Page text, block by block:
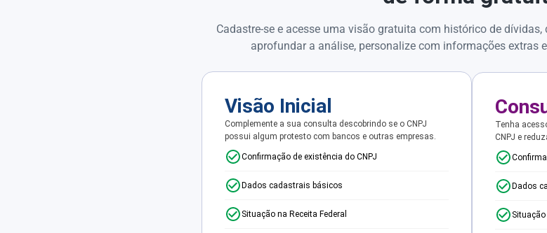
Cadastre-se e acesse uma visão gratuita com histórico de
aprofundar a análise, personalize com informações extras
Visão Inicial
Complemente a sua consulta descobrindo se o CNPJ
possui algum protesto com bancos e outras empresas.
Confirmação de existência do CNPJ
Dados cadastrais básicos
Situação na Receita Federal
Tenha
CNPJ e
Dados
Situação